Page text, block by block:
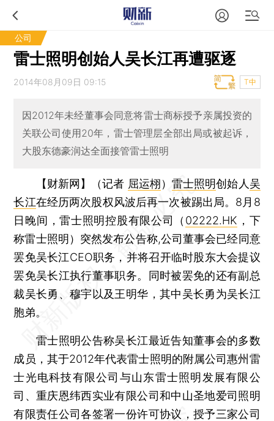
公司
雷士照明创始人吴长江再遭驱逐
2014年08月09日 09:15 T中
因2012年未经董事会同意将雷士商标授予亲属投资的
关联公司使用20年，雷士管理层全部出局或被起诉，
大股东德豪润达全面接管雷士照明
【财新网】（记者 屈运栩） 雷士照明创始人 吴
长江在经历两次股权风波后再一次被踢出局。8月8
日晚间，雷士照明控股有限公司（ 02222.HK ，下
称雷士照明）突然发布公告称,公司董事会已经同意
罢免吴长江CEO职务，并将召开临时股东大会提议
罢免吴长江执行董事职务。同时被罢免的还有副总
裁吴长勇、穆宇以及王明华，其中吴长勇为吴长江
胞弟。
雷士照明公告称吴长江最近告知董事会的多数
成员，其于2012年代表雷士照明的附属公司惠州雷
士光电科技有限公司与山东雷士照明发展有限公
司、重庆恩纬西实业有限公司和中山圣地爱司照明
有限责任公司各签署一份许可协议，授予三家公司